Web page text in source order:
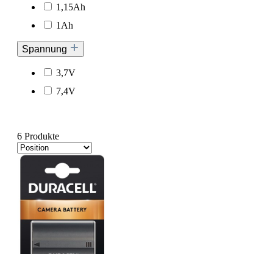
1,15Ah
1Ah
Spannung
3,7V
7,4V
6 Produkte